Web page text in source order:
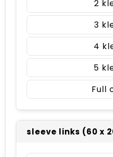
2
3
4
5
Full
sleeve links (60 x